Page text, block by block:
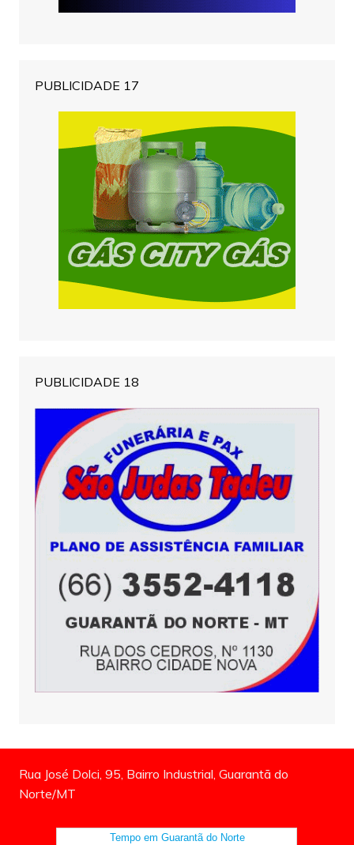
PUBLICIDADE 17
PUBLICIDADE 18
Rua José Dolci, 95, Bairro Industrial, Guarantã do
Norte/MT